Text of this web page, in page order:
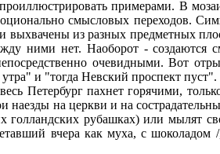
примерами. В
смысловых переходов.
выхвачены из разных предметных
ними нет. Наоборот -
очевидными. Вот
и "тогда Невский проспект пуст".
Петербург пахнет горячими,
наезды на церкви и на
голландских рубашках) или мылят
вчера как муха, с